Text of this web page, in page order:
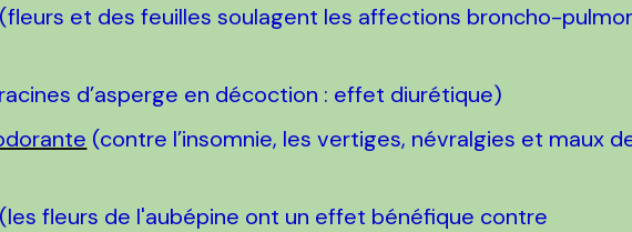
(fleurs et des feuilles soulagent les affections broncho-
d’asperge en décoction : effet diurétique)
(contre l’insomnie, les vertiges, névralgies et maux
(les fleurs de l'aubépine ont un effet bénéfique contre